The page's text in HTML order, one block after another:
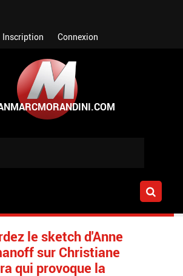
Inscription Connexion
le sketch d'Anne
sur Christiane
qui provoque la